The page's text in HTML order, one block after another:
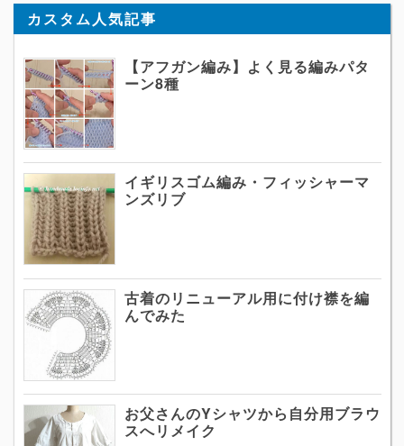
カスタム人気記事
【アフガン編み】よく見る編みパタ
ーン8種
イギリスゴム編み・フィッシャーマ
ンズリブ
古着のリニューアル用に付け襟を編
んでみた
お父さんのYシャツから自分用ブラウ
スへリメイク